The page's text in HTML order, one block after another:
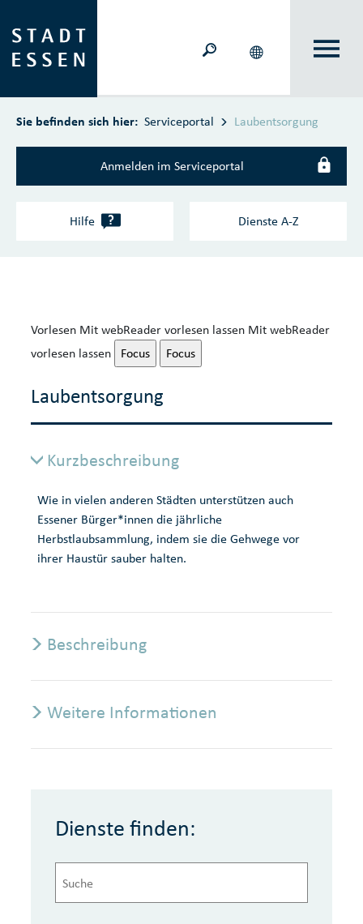
Sie befinden sich hier: Serviceportal Laubentsorgung
Anmelden im Serviceportal
Hilfe ? Dienste A‑Z
Vorlesen Mit webReader vorlesen lassen Mit webReader
vorlesen lassen
Focus Focus
Laubentsorgung
Kurzbeschreibung
Wie in vielen anderen Städten unterstützen auch
Essener Bürger*innen die jährliche
Herbstlaubsammlung, indem sie die Gehwege vor
ihrer Haustür sauber halten.
Beschreibung
Weitere Informationen
Dienste finden: